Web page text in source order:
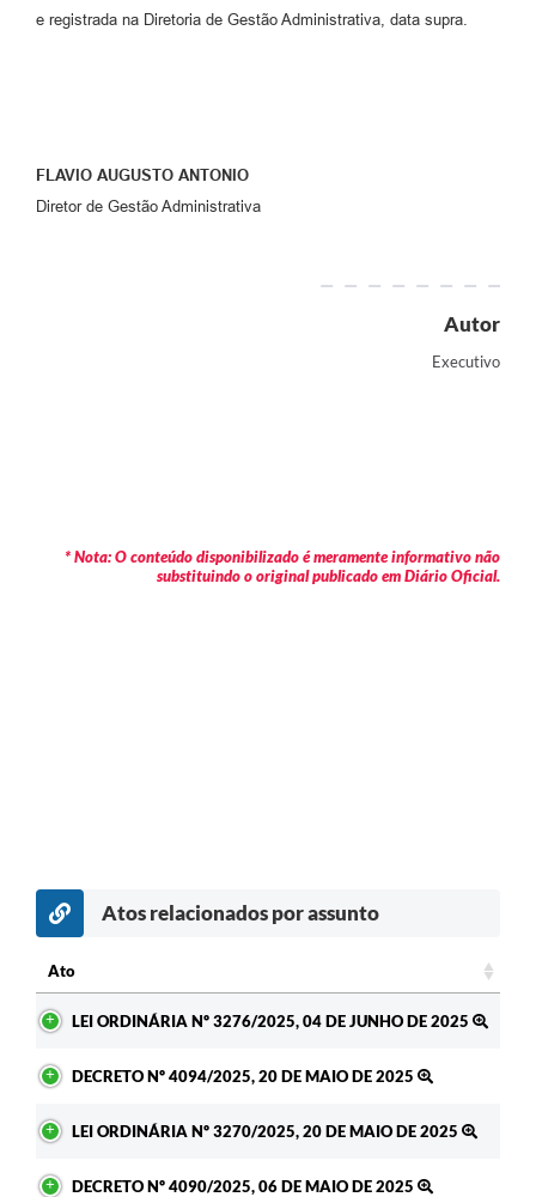
e registrada na Diretoria de Gestão Administrativa, data supra.
FLAVIO AUGUSTO ANTONIO
Diretor de Gestão Administrativa
Autor
Executivo
* Nota: O conteúdo disponibilizado é meramente informativo não
substituindo o original publicado em Diário Oficial.
Atos relacionados por assunto
Ato
LEI ORDINÁRIA Nº 3276/2025, 04 DE JUNHO DE 2025
DECRETO Nº 4094/2025, 20 DE MAIO DE 2025
LEI ORDINÁRIA Nº 3270/2025, 20 DE MAIO DE 2025
DECRETO Nº 4090/2025, 06 DE MAIO DE 2025